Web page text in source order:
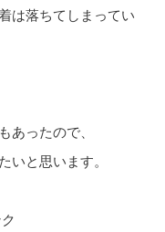
は落ちてしまってい
あったので、
いと思います。